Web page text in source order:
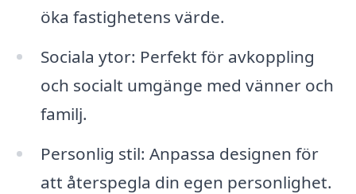
öka fastighetens värde.
Sociala ytor: Perfekt för avkoppling
och socialt umgänge med vänner och
familj.
Personlig stil: Anpassa designen för
att återspegla din egen personlighet.